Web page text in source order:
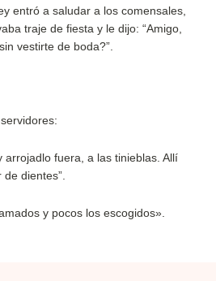
entró a saludar a los comensales,
traje de fiesta y le dijo: “Amigo,
vestirte de boda?”.
arrojadlo fuera, a las tinieblas. Allí
dientes”.
y pocos los escogidos».